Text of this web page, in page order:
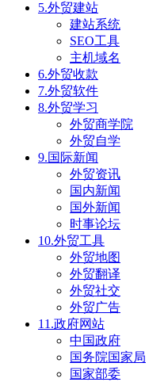
5.外贸建站
建站系统
SEO工具
主机域名
6.外贸收款
7.外贸软件
8.外贸学习
外贸商学院
外贸自学
9.国际新闻
外贸资讯
国内新闻
国外新闻
时事论坛
10.外贸工具
外贸地图
外贸翻译
外贸社交
外贸广告
11.政府网站
中国政府
国务院国家局
国家部委